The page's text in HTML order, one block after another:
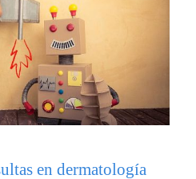
en dermatología